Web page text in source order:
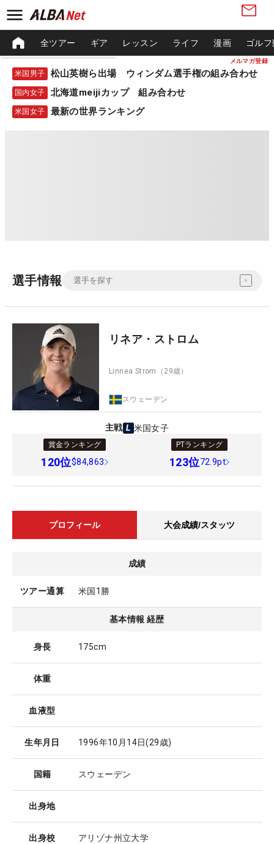
メルマガ登録
全ツアー ギア レッスン ライフ 漫画 ゴル
米国男子 松山英樹ら出場 ウィンダム選手権の組み合わせ
国内女子 北海道meijiカップ 組み合わせ
米国女子 最新の世界ランキング
選手情報
リネア・ストロム
Linnea Strom （29歳）
スウェーデン
主戦 米国女子
賞金ランキング
120位$84,863
PTランキング
123位72.9pt
プロフィール 大会成績/スタッツ
成績
ツアー通算 米国1勝
基本情報 経歴
身長 175cm
体重
血液型
生年月日 1996年10月14日(29歳)
国籍 スウェーデン
出身地
出身校 アリゾナ州立大学